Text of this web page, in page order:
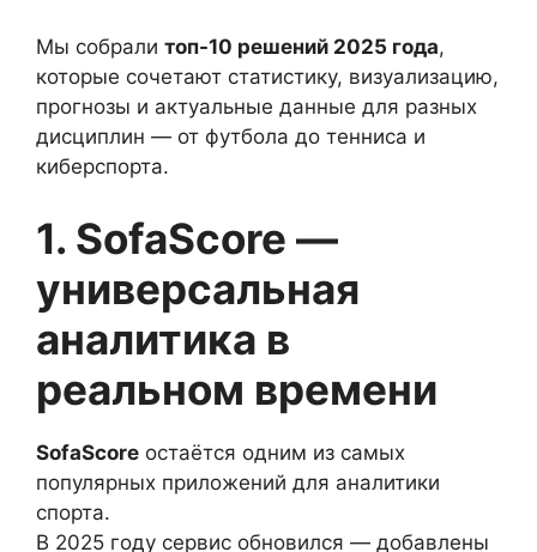
Мы собрали топ-10 решений 2025 года,
которые сочетают статистику, визуализацию,
прогнозы и актуальные данные для разных
дисциплин — от футбола до тенниса и
киберспорта.
1. SofaScore —
универсальная
аналитика в
реальном времени
SofaScore остаётся одним из самых
популярных приложений для аналитики
спорта.
В 2025 году сервис обновился — добавлены